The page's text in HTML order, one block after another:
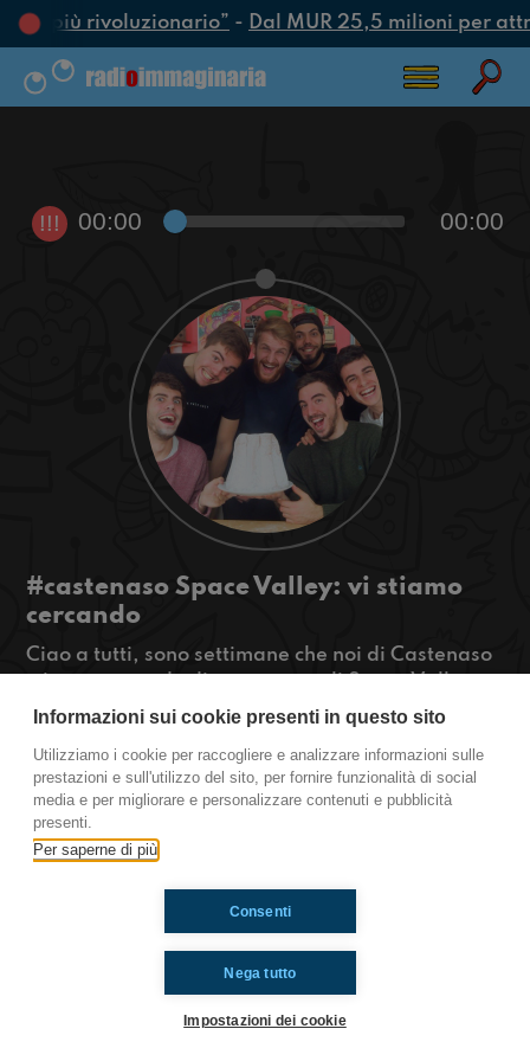
più rivoluzionario”- Dal MUR 25,5 milioni per
!!! 00:00 00:00
#castenaso Space Valley: vi stiamo
cercando
Ciao a tutti, sono settimane che noi di Castenaso
un gruppo di Youtuber di Bologna, ma loro non ci
stanno considerando. Cosa possiamo fare?
#OkkinSu www.radioimmaginaria.it
Castenaso
Ti è piaciuto? Condividilo!
Informazioni sui cookie presenti in questo sito
Utilizziamo i cookie per raccogliere e analizzare informazioni sulle
prestazioni e sull'utilizzo del sito, per fornire funzionalità di social
media e per migliorare e personalizzare contenuti e pubblicità
presenti.
Per saperne di più
Nega tutto
Consenti
Impostazioni dei cookie